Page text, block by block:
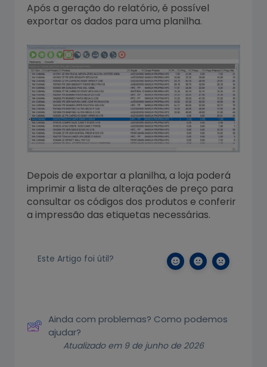
Após a geração do relatório, é possível
exportar os dados para uma planilha.
Depois de exportar a planilha, a loja poderá
imprimir a lista de alterações de preço para
consultar os códigos dos produtos e conferir
a impressão das etiquetas necessárias.
Este Artigo foi útil?
Ainda com problemas? Como podemos
ajudar?
Atualizado em 9 de junho de 2026